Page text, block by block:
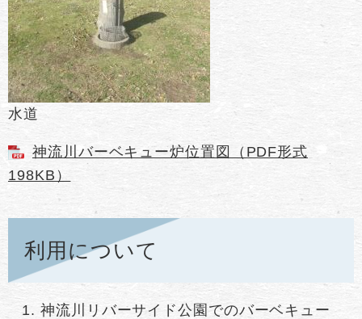
水道
神流川バーベキュー炉位置図（PDF形式
198KB）
利用について
神流川リバーサイド公園でのバーベキュー